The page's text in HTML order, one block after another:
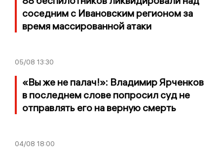
соседним с Ивановским регионом за
время массированной атаки
05/08 13:30
«Вы же не палач!»: Владимир Ярченков
в последнем слове попросил суд не
отправлять его на верную смерть
04/08 18:00